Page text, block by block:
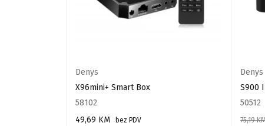
Denys
X96mini+ Smart Box
58102
49,69 KM
bez PDV
Denys
S900
50512
75,19